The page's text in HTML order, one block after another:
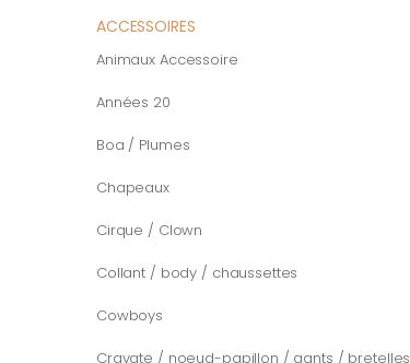
ACCESSOIRES
Animaux Accessoire
Années 20
Boa / Plumes
Chapeaux
Cirque / Clown
Collant / body / chaussettes
Cowboys
Cravate / noeud-papillon / gants / bretelles